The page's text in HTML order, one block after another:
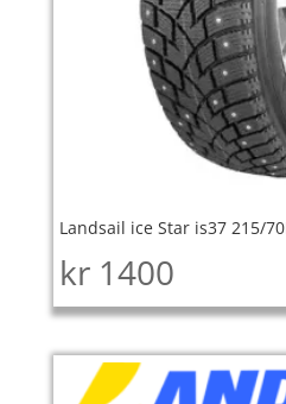
Landsail ice Star is37 215/
kr 1400